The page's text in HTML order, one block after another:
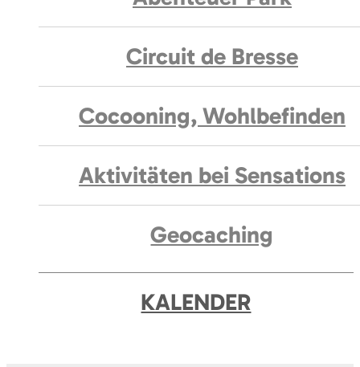
Circuit de Bresse
Cocooning, Wohlbefinden
Aktivitäten bei Sensations
Geocaching
KALENDER